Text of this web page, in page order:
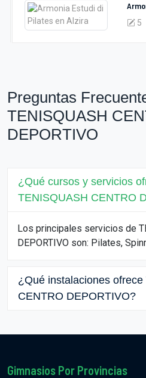
5
Preguntas
TENISQUASH
DEPORTIVO
¿Qué cursos y servicios
TENISQUASH CENTRO
Los principales servicios de
DEPORTIVO son: Pilates,
¿Qué instalaciones
CENTRO DEPORTIVO?
Gimnasios Por Provincias